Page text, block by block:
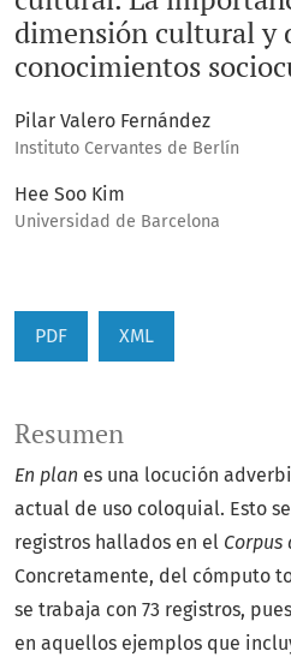
dimensión cultural y
conocimientos
Pilar Valero Fernández
Instituto Cervantes de Berlín
Hee Soo Kim
Universidad de Barcelona
PDF XML
Resumen
En plan es una locución
actual de uso coloquial. Esto
registros hallados en el Corpus
Concretamente, del cómputo
se trabaja con 73 registros,
en aquellos ejemplos que